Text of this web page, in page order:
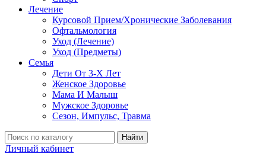
Лечение
Курсовой Прием/Хронические Заболевания
Офтальмология
Уход (Лечение)
Уход (Предметы)
Семья
Дети От 3-Х Лет
Женское Здоровье
Мама И Малыш
Мужское Здоровье
Сезон, Импульс, Травма
Найти
Личный кабинет